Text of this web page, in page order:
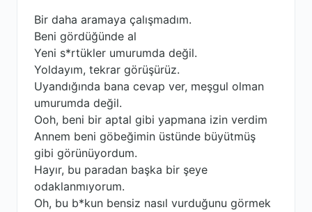
Bir daha aramaya çalışmadım.
Beni gördüğünde al
Yeni s*rtükler umurumda değil.
Yoldayım, tekrar görüşürüz.
Uyandığında bana cevap ver, meşgul olman
umurumda değil.
Ooh, beni bir aptal gibi yapmana izin verdim
Annem beni göbeğimin üstünde büyütmüş
gibi görünüyordum.
Hayır, bu paradan başka bir şeye
odaklanmıyorum.
Oh, bu b*kun bensiz nasıl vurduğunu görmek